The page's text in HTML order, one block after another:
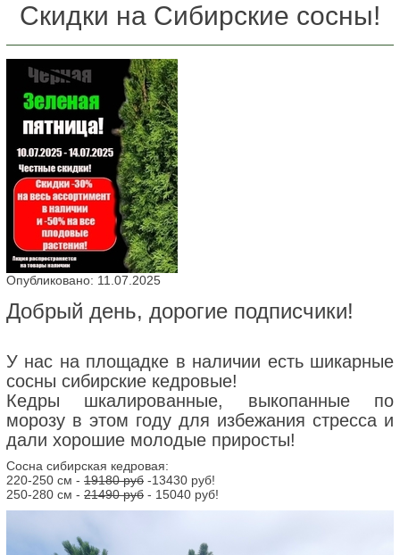
Скидки на Сибирские сосны!
Опубликовано: 11.07.2025
Добрый день, дорогие подписчики!
У нас на площадке в наличии есть шикарные
сосны сибирские кедровые!
Кедры шкалированные, выкопанные по
морозу в этом году для избежания стресса и
дали хорошие молодые приросты!
Сосна сибирская кедровая:
220-250 см - 19180 руб -13430 руб!
250-280 см - 21490 руб - 15040 руб!